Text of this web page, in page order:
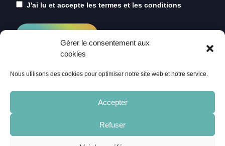
Gérer le consentement aux
cookies
Nous utilisons des cookies pour optimiser notre site web et notre service.
Accepter
Refuser
J'ai lu et accepte les termes et les conditions
CRÉDITS
MENTIONS LÉGALES